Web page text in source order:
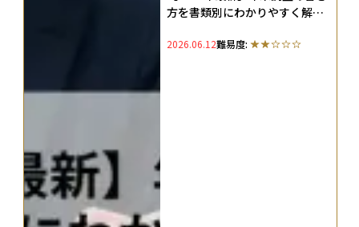
方を書類別にわかりやすく解
業主婦別の注意点も網羅
2026.06.12難易度: